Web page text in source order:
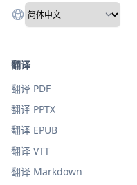
翻译
翻译 PDF
翻译 PPTX
翻译 EPUB
翻译 VTT
翻译 Markdown